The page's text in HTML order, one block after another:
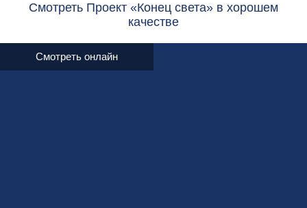
Смотреть Проект «Конец света» в хорошем
качестве
Смотреть онлайн